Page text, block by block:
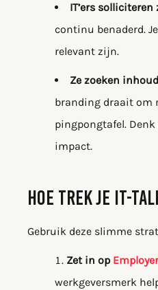
IT’ers solliciteren
continu benaderd.
relevant zijn.
Ze zoeken
branding draait om
pingpongtafel.
impact.
HOE TREK JE IT-
Gebruik deze slimme
Zet in op
werkgeversmerk